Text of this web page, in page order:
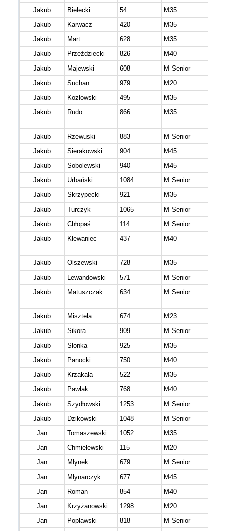
Jakub
Bielecki 54
M35
Jakub
Karwacz 420
M35
Jakub
Mart 628 M35
Jakub
Przeździecki 826
M40
Jakub
Majewski 608
M Senior
Jakub
Suchan 979
M20
Jakub
Kozlowski 495
M35
Jakub
Rudo 866 M35
Jakub Rzewuski 883
M Senior
Jakub
Sierakowski 904 M45
Jakub
Sobolewski 940 M45
Jakub
Urbański 1084 M Senior
Jakub
Skrzypecki 921 M35
Jakub
Turczyk 1065 M Senior
Jakub
Chłopaś 114 M Senior
Jakub
Klewaniec 437 M40
Jakub Olszewski 728 M35
Jakub
Lewandowski 571 M Senior
Jakub
Matuszczak 634 M Senior
Jakub Misztela 674 M23
Jakub
Sikora 909 M Senior
Jakub
Słonka 925 M35
Jakub
Panocki 750 M40
Jakub
Krzakala 522 M35
Jakub
Pawlak 768 M40
Jakub
Szydłowski 1253 M Senior
Jakub
Dzikowski 1048 M Senior
Jan
Tomaszewski 1052 M35
Jan
Chmielewski 115
M20
Jan
Młynek 679 M Senior
Jan
Młynarczyk 677
M45
Jan
Roman 854 M40
Jan
Krzyżanowski 1298 M20
Jan
Popławski 818 M Senior